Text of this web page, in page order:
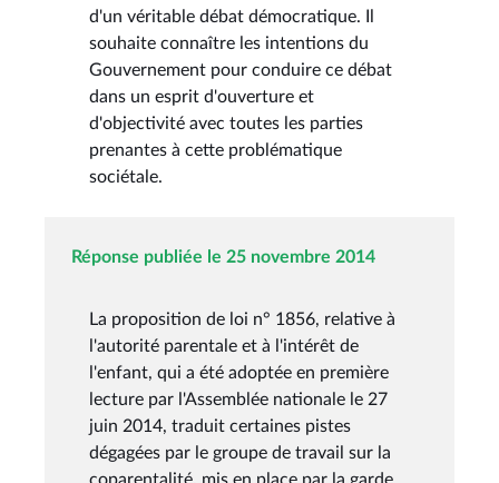
d'un véritable débat démocratique. Il
souhaite connaître les intentions du
Gouvernement pour conduire ce débat
dans un esprit d'ouverture et
d'objectivité avec toutes les parties
prenantes à cette problématique
sociétale.
Réponse publiée le 25 novembre 2014
La proposition de loi n° 1856, relative à
l'autorité parentale et à l'intérêt de
l'enfant, qui a été adoptée en première
lecture par l'Assemblée nationale le 27
juin 2014, traduit certaines pistes
dégagées par le groupe de travail sur la
coparentalité, mis en place par la garde